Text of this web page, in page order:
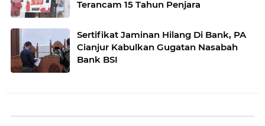
Terancam 15 Tahun Penjara
Sertifikat Jaminan Hilang Di Bank, PA
Cianjur Kabulkan Gugatan Nasabah
Bank BSI